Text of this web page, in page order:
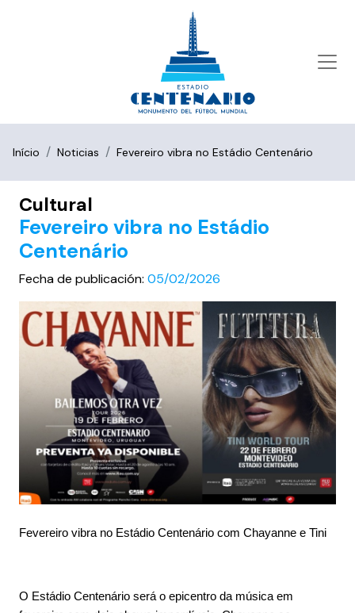
Início Noticias Fevereiro vibra no Estádio Centenário
Cultural
Fevereiro vibra no Estádio
Centenário
Fecha de publicación: 05/02/2026
Fevereiro vibra no Estádio Centenário com Chayanne e Tini
O Estádio Centenário será o epicentro da música em